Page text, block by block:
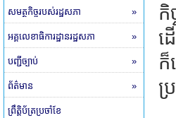
សមត្ថកិច្ចរបស់រដ្ឋសភា »
អគ្គលេខាធិការដ្ឋានរដ្ឋសភា »
បញ្ជីច្បាប់ »
ព័ត៌មាន »
ព្រឹត្តិប័ត្រប្រចាំខែ
កិ
ដ
ក៏
ប្